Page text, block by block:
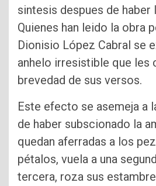
sintesis despues de haber
Quienes han leido la obra
Dionisio López Cabral se
anhelo irresistible que les
brevedad de sus versos.
Este efecto se asemeja a
de haber subscionado la
quedan aferradas a los
pétalos, vuela a una
tercera, roza sus